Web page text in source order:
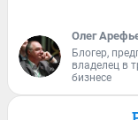
Олег
Блогер,
владелец в
бизнесе